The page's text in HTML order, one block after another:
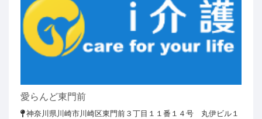
愛らんど東門前
神奈川県川崎市川崎区東門前３丁目１１番１４号 丸伊ビル１